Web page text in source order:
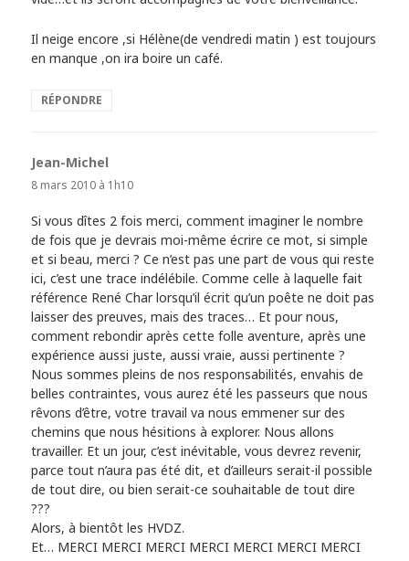
Il neige encore ,si Hélène(de vendredi matin ) est toujours
en manque ,on ira boire un café.
RÉPONDRE
Jean-Michel
8 mars 2010 à 1h10
Si vous dîtes 2 fois merci, comment imaginer le nombre
de fois que je devrais moi-même écrire ce mot, si simple
et si beau, merci ? Ce n’est pas une part de vous qui reste
ici, c’est une trace indélébile. Comme celle à laquelle fait
référence René Char lorsqu’il écrit qu’un poête ne doit pas
laisser des preuves, mais des traces… Et pour nous,
comment rebondir après cette folle aventure, après une
expérience aussi juste, aussi vraie, aussi pertinente ?
Nous sommes pleins de nos responsabilités, envahis de
belles contraintes, vous aurez été les passeurs que nous
rêvons d’être, votre travail va nous emmener sur des
chemins que nous hésitions à explorer. Nous allons
travailler. Et un jour, c’est inévitable, vous devrez revenir,
parce tout n’aura pas été dit, et d’ailleurs serait-il possible
de tout dire, ou bien serait-ce souhaitable de tout dire
???
Alors, à bientôt les HVDZ.
Et… MERCI MERCI MERCI MERCI MERCI MERCI MERCI